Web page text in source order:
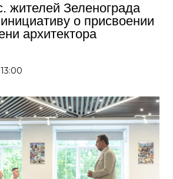
жителей Зеленограда
о присвоении
архитектора
13:00